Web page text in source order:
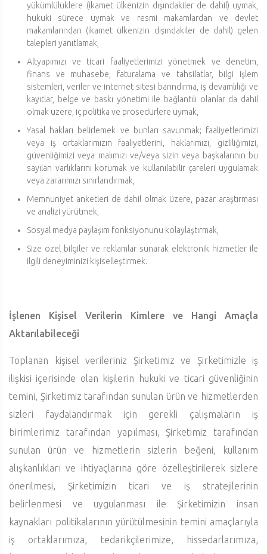
yükümlülüklere (ikamet ülkenizin dışındakiler de dahil) uymak,
hukuki sürece uymak ve resmi makamlardan ve devlet
makamlarından (ikamet ülkenizin dışındakiler de dahil) gelen
talepleri yanıtlamak,
Altyapımızı ve ticari faaliyetlerimizi yönetmek ve denetim,
finans ve muhasebe, faturalama ve tahsilatlar, bilgi işlem
sistemleri, veriler ve internet sitesi barındırma, iş devamlılığı ve
kayıtlar, belge ve baskı yönetimi ile bağlantılı olanlar da dahil
olmak üzere, iç politika ve prosedürlere uymak,
Yasal hakları belirlemek ve bunları savunmak; faaliyetlerimizi
veya iş ortaklarımızın faaliyetlerini, haklarımızı, gizliliğimizi,
güvenliğimizi veya malımızı ve/veya sizin veya başkalarının bu
sayılan varlıklarını korumak ve kullanılabilir çareleri uygulamak
veya zararımızı sınırlandırmak,
Memnuniyet anketleri de dahil olmak üzere, pazar araştırması
ve analizi yürütmek,
Sosyal medya paylaşım fonksiyonunu kolaylaştırmak,
Size özel bilgiler ve reklamlar sunarak elektronik hizmetler ile
ilgili deneyiminizi kişiselleştirmek.
İşlenen Kişisel Verilerin Kimlere ve Hangi Amaçla
Aktarılabileceği
Toplanan kişisel verileriniz Şirketimiz ve Şirketimizle iş
ilişkisi içerisinde olan kişilerin hukuki ve ticari güvenliğinin
temini, Şirketimiz tarafından sunulan ürün ve hizmetlerden
sizleri faydalandırmak için gerekli çalışmaların iş
birimlerimiz tarafından yapılması, Şirketimiz tarafından
sunulan ürün ve hizmetlerin sizlerin beğeni, kullanım
alışkanlıkları ve ihtiyaçlarına göre özelleştirilerek sizlere
önerilmesi, Şirketimizin ticari ve iş stratejilerinin
belirlenmesi ve uygulanması ile Şirketimizin insan
kaynakları politikalarının yürütülmesinin temini amaçlarıyla
iş ortaklarımıza, tedarikçilerimize, hissedarlarımıza,